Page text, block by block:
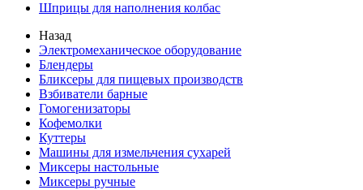
Шприцы для наполнения колбас
Назад
Электромеханическое оборудование
Блендеры
Бликсеры для пищевых производств
Взбиватели барные
Гомогенизаторы
Кофемолки
Куттеры
Машины для измельчения сухарей
Миксеры настольные
Миксеры ручные